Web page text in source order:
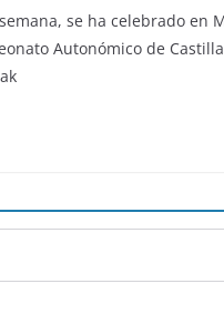
se ha celebrado en
Autonómico de